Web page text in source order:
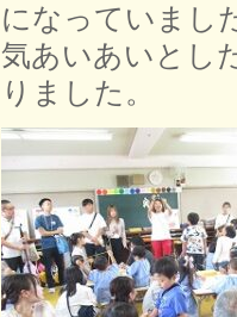
になっていまし
気あいあいとし
りました。